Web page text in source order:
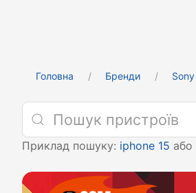
Головна Бренди Sony
Приклад пошуку: iphone 15 або